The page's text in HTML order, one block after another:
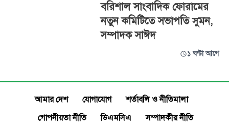
বরিশাল সাংবাদিক ফোরামের
নতুন কমিটিতে সভাপতি সুমন,
সম্পাদক সাঈদ
১ ঘণ্টা আগে
আমার দেশ যোগাযোগ
শর্তাবলি ও নীতিমালা
গোপনীয়তা নীতি
ডিএমসিএ সম্পাদকীয় নীতি